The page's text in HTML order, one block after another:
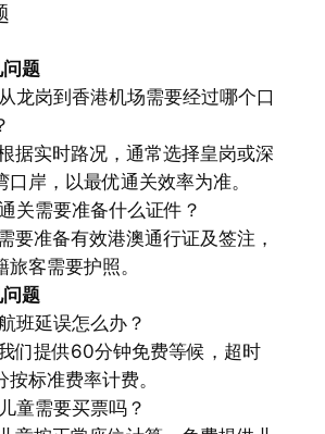
题
龙岗到香港机场需要经过哪个口
据实时路况，通常选择皇岗或深
口岸，以最优通关效率为准。
关需要准备什么证件？
要准备有效港澳通行证及签注，
旅客需要护照。
题
班延误怎么办？
们提供60分钟免费等候，超时
按标准费率计费。
童需要买票吗？